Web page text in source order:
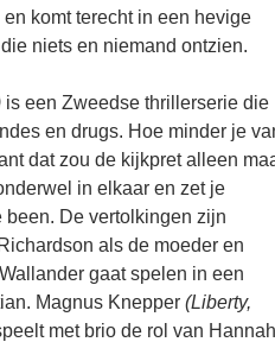
komt terecht in een hevige
niets en niemand ontzien.
is een Zweedse thrillerserie die
en drugs. Hoe minder je
dat zou de kijkpret alleen
in elkaar en zet je
been. De vertolkingen zijn
als de moeder en
gaat spelen in een
Magnus Knepper (Liberty,
met brio de rol van